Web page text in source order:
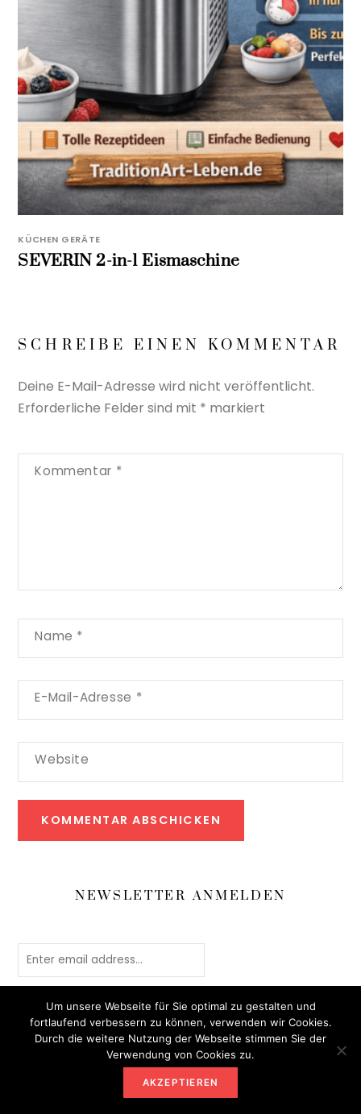
KÜCHEN GERÄTE
SEVERIN 2-in-1 Eismaschine
SCHREIBE EINEN KOMMENTAR
Deine E-Mail-Adresse wird nicht veröffentlicht.
Erforderliche Felder sind mit * markiert
Kommentar *
Name *
E-Mail-Adresse *
Website
NEWSLETTER ANMELDEN
Um unsere Webseite für Sie optimal zu gestalten und
fortlaufend verbessern zu können, verwenden wir Cookies.
Durch die weitere Nutzung der Webseite stimmen Sie der
Verwendung von Cookies zu.
AKZEPTIEREN